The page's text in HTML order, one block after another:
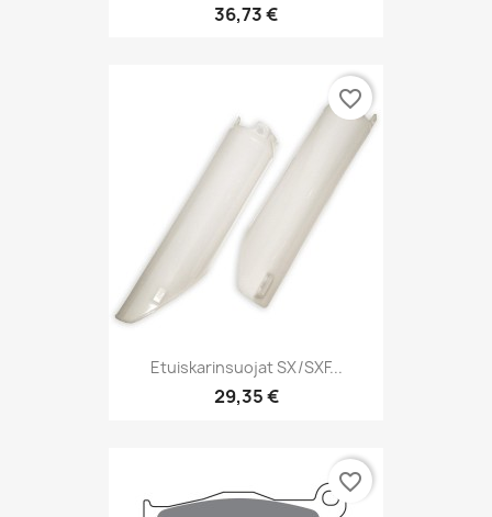
36,73 €
Etuiskarinsuojat SX/SXF...
29,35 €
favorite_border
favorite_border